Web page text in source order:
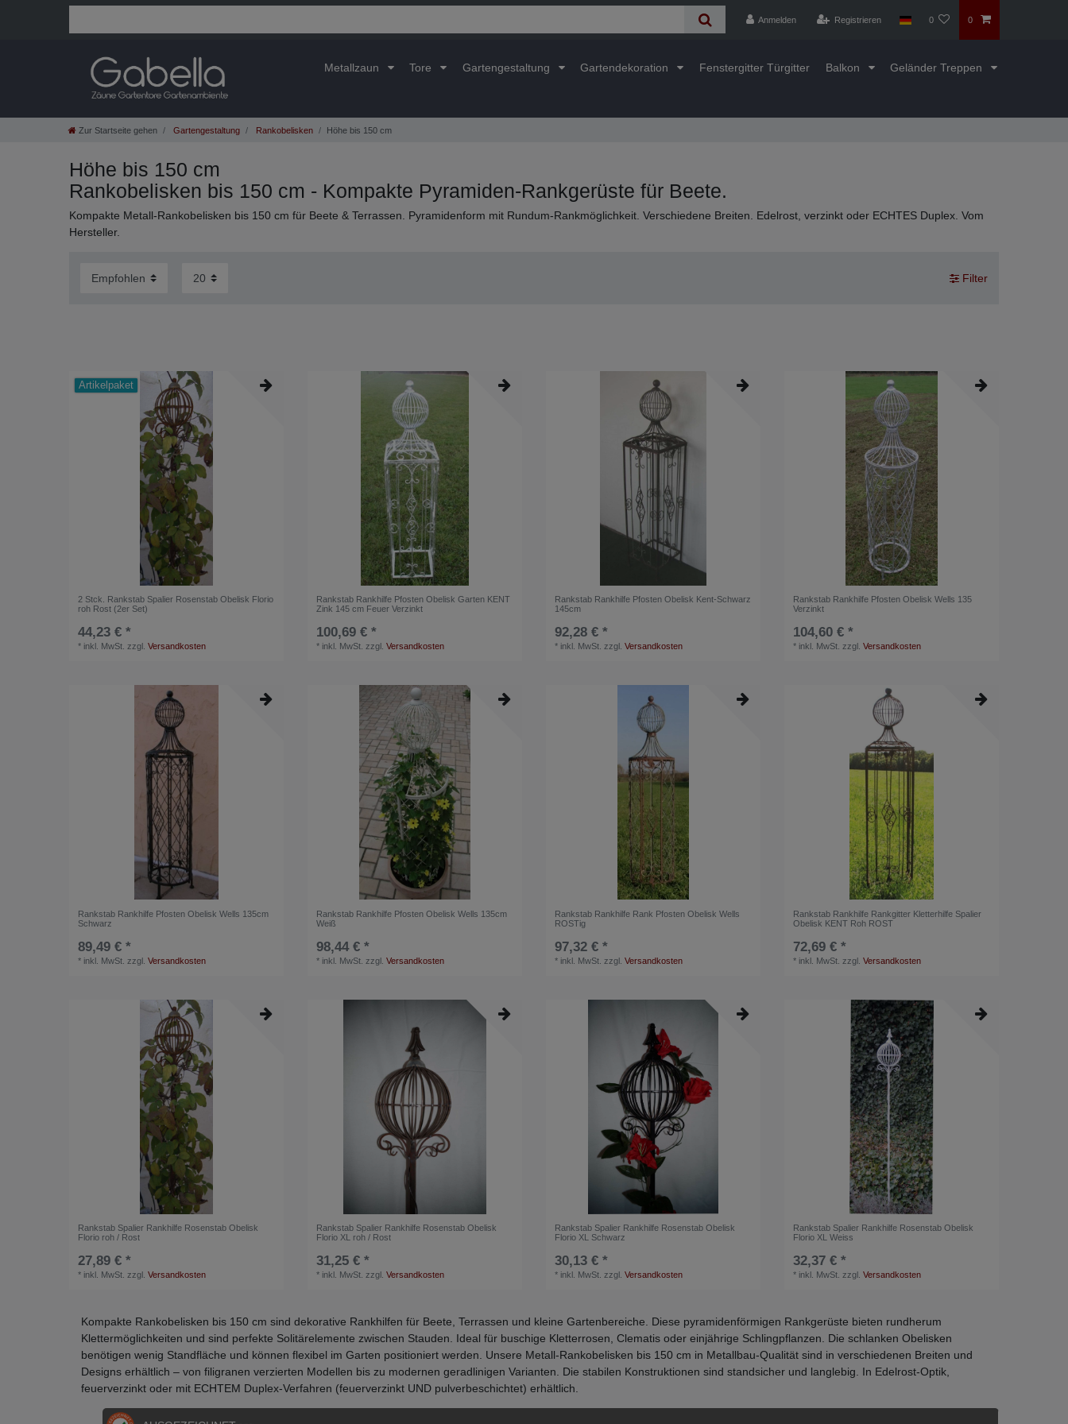
Anmelden Registrieren 0 0
Metallzaun Tore Gartengestaltung Gartendekoration Fenstergitter Türgitter Balkon Geländer Treppen
Zur Startseite gehen Gartengestaltung Rankobelisken Höhe bis 150 cm
Höhe bis 150 cm
Rankobelisken bis 150 cm - Kompakte Pyramiden-Rankgerüste für Beete.
Kompakte Metall-Rankobelisken bis 150 cm für Beete & Terrassen. Pyramidenform mit Rundum-Rankmöglichkeit. Verschiedene Breiten. Edelrost, verzinkt oder ECHTES Duplex. Vom
Hersteller.
Filter
Artikelpaket
2 Stck. Rankstab Spalier Rosenstab Obelisk Florio
roh Rost (2er Set)
44,23 € *
* inkl. MwSt. zzgl.Versandkosten
Rankstab Rankhilfe Pfosten Obelisk Garten KENT
Zink 145 cm Feuer Verzinkt
100,69 € *
* inkl. MwSt. zzgl.Versandkosten
Rankstab Rankhilfe Pfosten Obelisk Kent-Schwarz
145cm
92,28 € *
* inkl. MwSt. zzgl.Versandkosten
Rankstab Rankhilfe Pfosten Obelisk Wells 135
Verzinkt
104,60 € *
* inkl. MwSt. zzgl.Versandkosten
Rankstab Rankhilfe Pfosten Obelisk Wells 135cm
Schwarz
89,49 € *
* inkl. MwSt. zzgl.Versandkosten
Rankstab Rankhilfe Pfosten Obelisk Wells 135cm
Weiß
98,44 € *
* inkl. MwSt. zzgl.Versandkosten
Rankstab Rankhilfe Rank Pfosten Obelisk Wells
ROSTig
97,32 € *
* inkl. MwSt. zzgl.Versandkosten
Rankstab Rankhilfe Rankgitter Kletterhilfe Spalier
Obelisk KENT Roh ROST
72,69 € *
* inkl. MwSt. zzgl.Versandkosten
Rankstab Spalier Rankhilfe Rosenstab Obelisk
Florio roh / Rost
27,89 € *
* inkl. MwSt. zzgl.Versandkosten
Rankstab Spalier Rankhilfe Rosenstab Obelisk
Florio XL roh / Rost
31,25 € *
* inkl. MwSt. zzgl.Versandkosten
Rankstab Spalier Rankhilfe Rosenstab Obelisk
Florio XL Schwarz
30,13 € *
* inkl. MwSt. zzgl.Versandkosten
Rankstab Spalier Rankhilfe Rosenstab Obelisk
Florio XL Weiss
32,37 € *
* inkl. MwSt. zzgl.Versandkosten
Kompakte Rankobelisken bis 150 cm sind dekorative Rankhilfen für Beete, Terrassen und kleine Gartenbereiche. Diese pyramidenförmigen Rankgerüste bieten rundherum
Klettermöglichkeiten und sind perfekte Solitärelemente zwischen Stauden. Ideal für buschige Kletterrosen, Clematis oder einjährige Schlingpflanzen. Die schlanken Obelisken
benötigen wenig Standfläche und können flexibel im Garten positioniert werden. Unsere Metall-Rankobelisken bis 150 cm in Metallbau-Qualität sind in verschiedenen Breiten und
Designs erhältlich – von filigranen verzierten Modellen bis zu modernen geradlinigen Varianten. Die stabilen Konstruktionen sind standsicher und langlebig. In Edelrost-Optik,
feuerverzinkt oder mit ECHTEM Duplex-Verfahren (feuerverzinkt UND pulverbeschichtet) erhältlich.